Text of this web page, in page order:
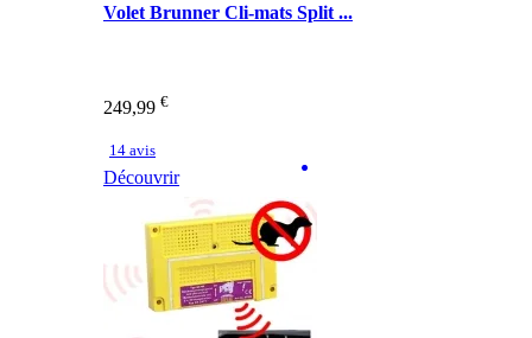
Volet Brunner Cli-mats Split ...
249,99 €
14 avis
Découvrir